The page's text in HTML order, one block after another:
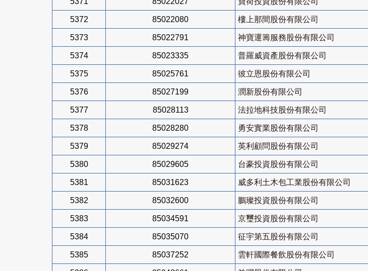
5372 85022080 樓上那間股份有限公司
5373 85022791 神寶運籌服務股份有限公司
5374 85023335 普羅威資產股份有限公司
5375 85025761 彼立恩股份有限公司
5376 85027199 潤新股份有限公司
5377 85028113 法拉地科技股份有限公司
5378 85028280 勇安實業股份有限公司
5379 85029274 英利顧問股份有限公司
5380 85029605 台豪投資股份有限公司
5381 85031623 威多利土木包工業股份有限公司
5382 85032600 鵬璨投資股份有限公司
5383 85034591 京璽投資股份有限公司
5384 85035070 征宇第五股份有限公司
5385 85037252 雲軒國際餐飲股份有限公司